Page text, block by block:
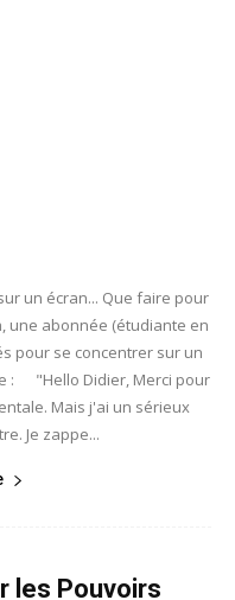
un écran... Que faire pour
une abonnée (étudiante en
pour se concentrer sur un
: "Hello Didier, Merci pour
Mais j'ai un sérieux
Je zappe...
les Pouvoirs